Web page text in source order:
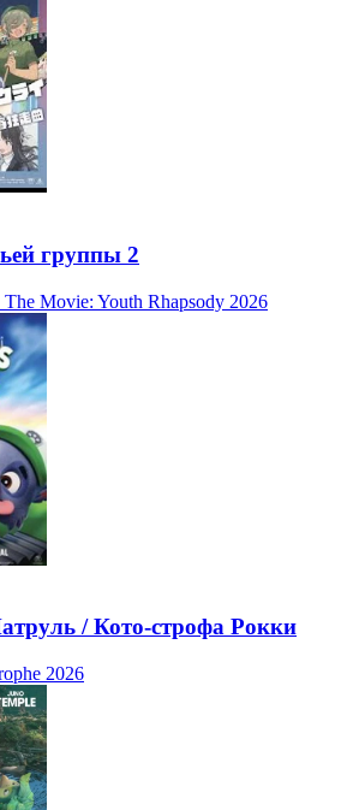
группы 2
Movie: Youth Rhapsody 2026
/ Кото-строфа Рокки
2026